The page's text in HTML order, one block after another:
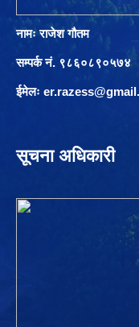
नामः राजेश गौतम
सम्पर्क नं. ९८६०८९०५७४
ईमेलः
सूचना अधिकारी